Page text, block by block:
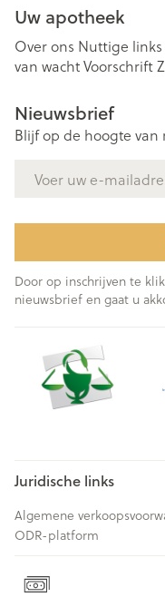
Uw apotheek
Over ons Nuttige links
van wachtVoorschrift
Nieuwsbrief
Blijf op de hoogte
Door op inschrijven te
nieuwsbrief en gaat u
Juridische links
Algemene
ODR-platform